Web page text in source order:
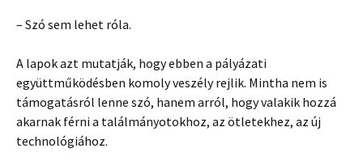
– Szó sem lehet róla.
A lapok azt mutatják, hogy ebben a pályázati
együttműködésben komoly veszély rejlik. Mintha nem is
támogatásról lenne szó, hanem arról, hogy valakik hozzá
akarnak férni a találmányotokhoz, az ötletekhez, az új
technológiához.